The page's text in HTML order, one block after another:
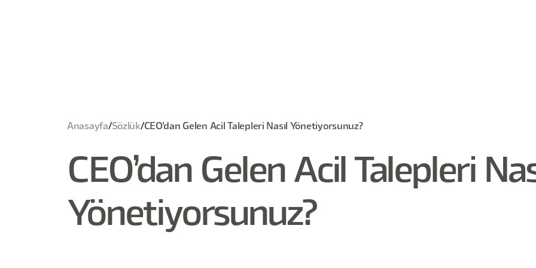
Anasayfa/Sözlük/CEO’dan Gelen Acil Talepleri Nasıl Yönetiyorsunuz?
CEO’dan Gelen Acil Talepleri
Yönetiyorsunuz?